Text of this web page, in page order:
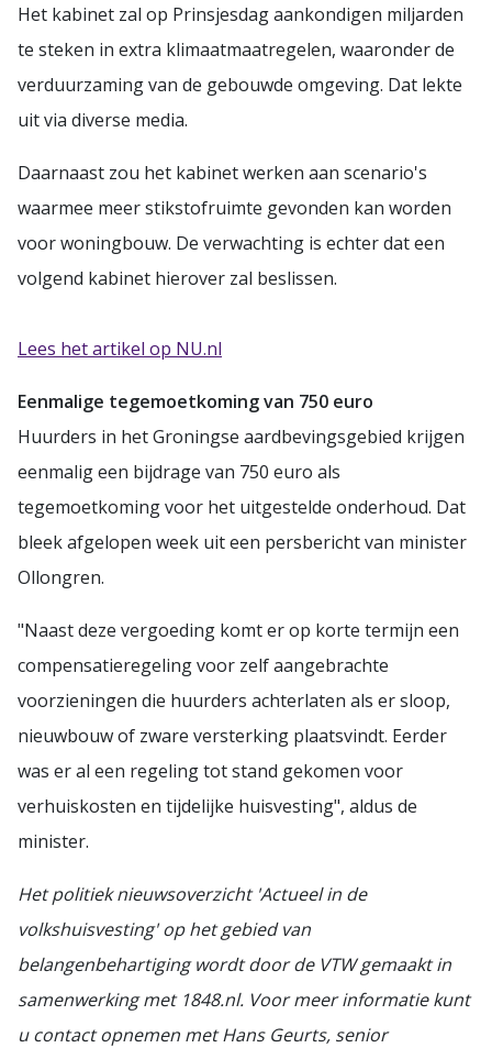
Het kabinet zal op Prinsjesdag aankondigen miljarden
te steken in extra klimaatmaatregelen, waaronder de
verduurzaming van de gebouwde omgeving. Dat lekte
uit via diverse media.
Daarnaast zou het kabinet werken aan scenario's
waarmee meer stikstofruimte gevonden kan worden
voor woningbouw. De verwachting is echter dat een
volgend kabinet hierover zal beslissen.
Lees het artikel op NU.nl
Eenmalige tegemoetkoming van 750 euro
Huurders in het Groningse aardbevingsgebied krijgen
eenmalig een bijdrage van 750 euro als
tegemoetkoming voor het uitgestelde onderhoud. Dat
bleek afgelopen week uit een persbericht van minister
Ollongren.
"Naast deze vergoeding komt er op korte termijn een
compensatieregeling voor zelf aangebrachte
voorzieningen die huurders achterlaten als er sloop,
nieuwbouw of zware versterking plaatsvindt. Eerder
was er al een regeling tot stand gekomen voor
verhuiskosten en tijdelijke huisvesting", aldus de
minister.
Het politiek nieuwsoverzicht 'Actueel in de
volkshuisvesting' op het gebied van
belangenbehartiging wordt door de VTW gemaakt in
samenwerking met 1848.nl. Voor meer informatie kunt
u contact opnemen met Hans Geurts, senior